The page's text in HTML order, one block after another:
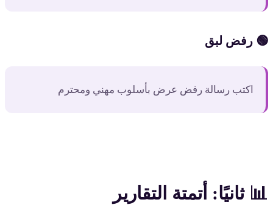
🟢 رفض لبق
اكتب رسالة رفض عرض بأسلوب مهني ومحترم
📊 ثانيًا: أتمتة التقارير